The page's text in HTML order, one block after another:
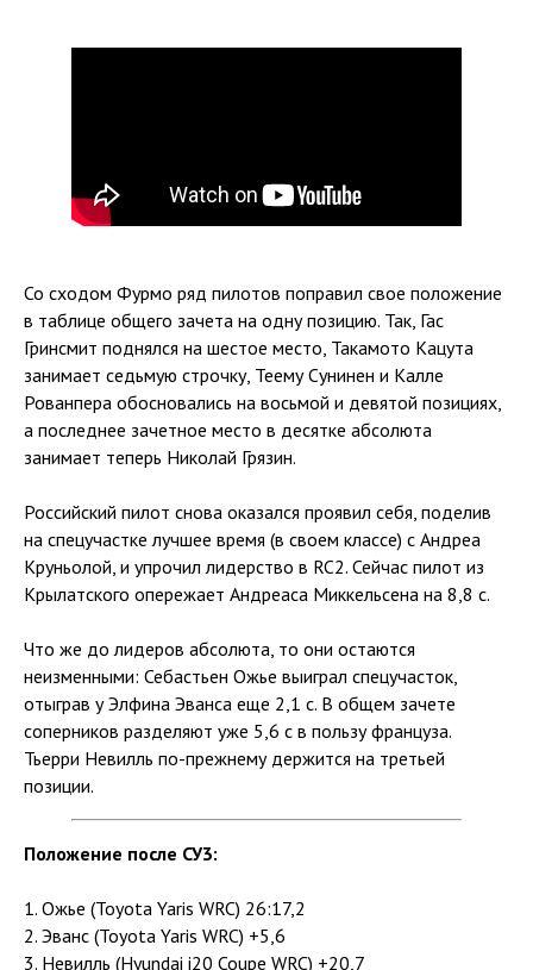
Со сходом Фурмо ряд пилотов поправил свое положение
в таблице общего зачета на одну позицию. Так, Гас
Гринсмит поднялся на шестое место, Такамото Кацута
занимает седьмую строчку, Теему Сунинен и Калле
Рованпера обосновались на восьмой и девятой позициях,
а последнее зачетное место в десятке абсолюта
занимает теперь Николай Грязин.
Российский пилот снова оказался проявил себя, поделив
на спецучастке лучшее время (в своем классе) с Андреа
Круньолой, и упрочил лидерство в RC2. Сейчас пилот из
Крылатского опережает Андреаса Миккельсена на 8,8 с.
Что же до лидеров абсолюта, то они остаются
неизменными: Себастьен Ожье выиграл спецучасток,
отыграв у Элфина Эванса еще 2,1 с. В общем зачете
соперников разделяют уже 5,6 с в пользу француза.
Тьерри Невилль по-прежнему держится на третьей
позиции.
Положение после СУ3:
1. Ожье (Toyota Yaris WRC) 26:17,2
2. Эванс (Toyota Yaris WRC) +5,6
3. Невилль (Hyundai i20 Coupe WRC) +20,7